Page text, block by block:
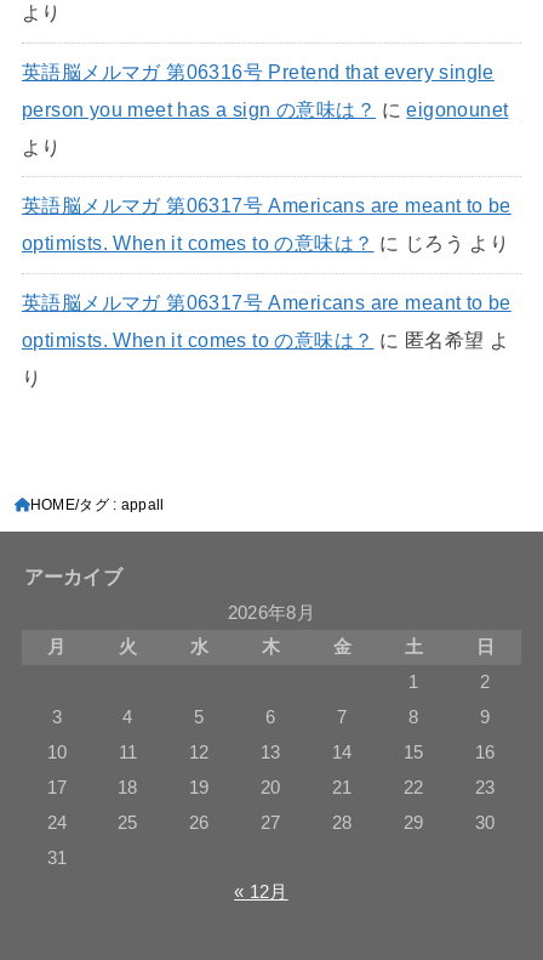
より
英語脳メルマガ 第06316号 Pretend that every single
person you meet has a sign の意味は？ にeigonounet
より
英語脳メルマガ 第06317号 Americans are meant to be
optimists. When it comes to の意味は？ に じろう より
英語脳メルマガ 第06317号 Americans are meant to be
optimists. When it comes to の意味は？ に 匿名希望 よ
り
HOME タグ : appall
アーカイブ
2026年8月
月
火 水 木 金 土
日
1
2
3
4 5 6 7 8
9
10
11 12 13 14 15
16
17
18 19 20 21 22
23
24
25 26 27 28 29
30
31
« 12月